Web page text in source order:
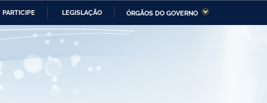
PARTICIPE LEGISLAÇÃO ÓRGÃOS DO GOVERNO
da Economia Ministério da Infraestrutura